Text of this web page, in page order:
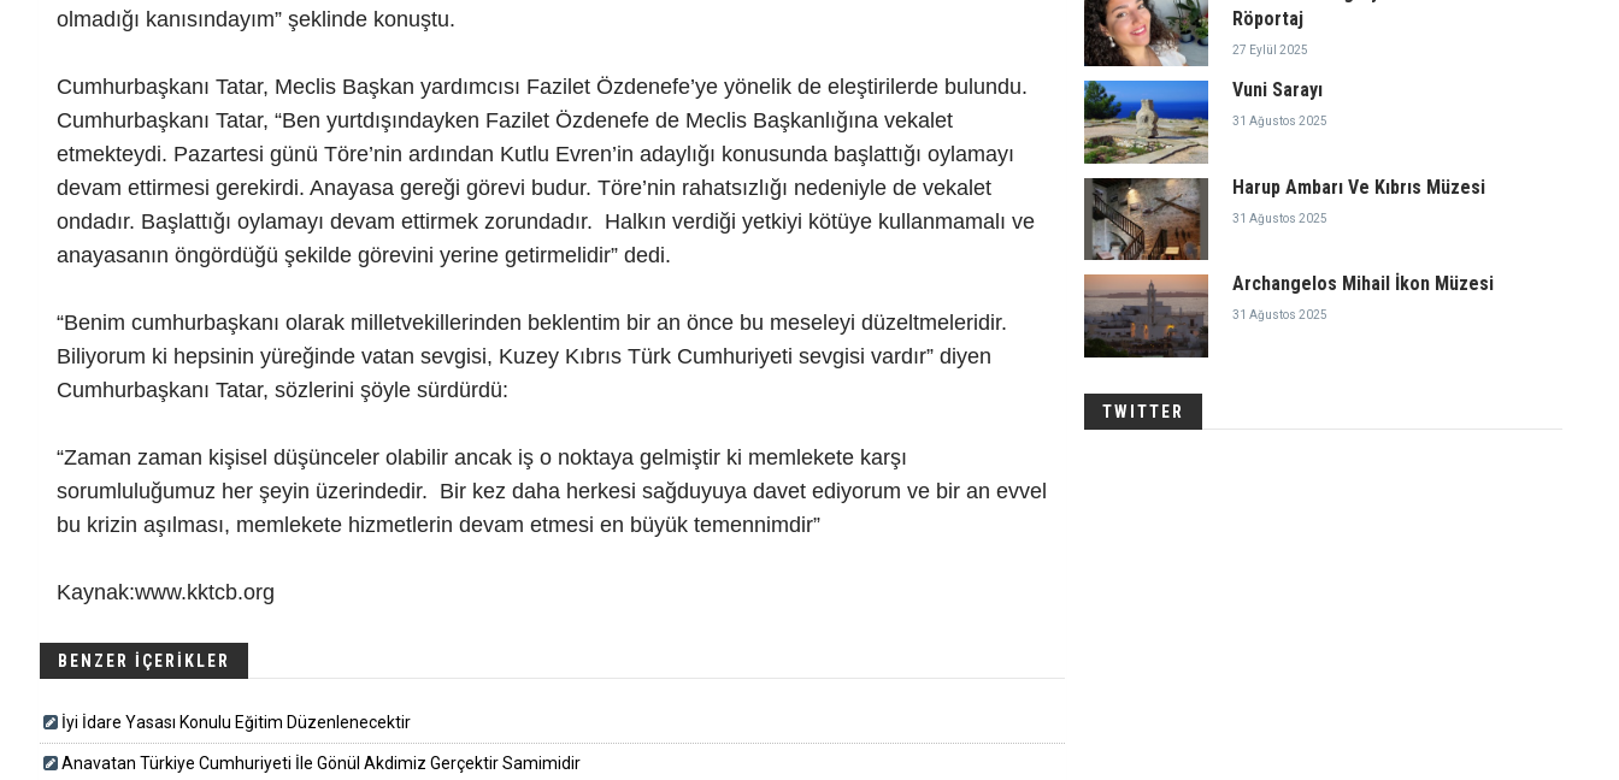
olmadığı kanısındayım” şeklinde konuştu.
Cumhurbaşkanı Tatar, Meclis Başkan yardımcısı Fazilet Özdenefe’ye yönelik de eleştirilerde bulundu.
Cumhurbaşkanı Tatar, “Ben yurtdışındayken Fazilet Özdenefe de Meclis Başkanlığına vekalet
etmekteydi. Pazartesi günü Töre’nin ardından Kutlu Evren’in adaylığı konusunda başlattığı oylamayı
devam ettirmesi gerekirdi. Anayasa gereği görevi budur. Töre’nin rahatsızlığı nedeniyle de vekalet
ondadır. Başlattığı oylamayı devam ettirmek zorundadır. Halkın verdiği yetkiyi kötüye kullanmamalı ve
anayasanın öngördüğü şekilde görevini yerine getirmelidir” dedi.
“Benim cumhurbaşkanı olarak milletvekillerinden beklentim bir an önce bu meseleyi düzeltmeleridir.
Biliyorum ki hepsinin yüreğinde vatan sevgisi, Kuzey Kıbrıs Türk Cumhuriyeti sevgisi vardır” diyen
Cumhurbaşkanı Tatar, sözlerini şöyle sürdürdü:
“Zaman zaman kişisel düşünceler olabilir ancak iş o noktaya gelmiştir ki memlekete karşı
sorumluluğumuz her şeyin üzerindedir. Bir kez daha herkesi sağduyuya davet ediyorum ve bir an evvel
bu krizin aşılması, memlekete hizmetlerin devam etmesi en büyük temennimdir”
Kaynak:www.kktcb.org
BENZER İÇERİKLER
İyi İdare Yasası Konulu Eğitim Düzenlenecektir
Anavatan Türkiye Cumhuriyeti İle Gönül Akdimiz Gerçektir Samimidir
Röportaj
27 Eylül 2025
Vuni Sarayı
31 Ağustos 2025
Harup Ambarı Ve Kıbrıs Müzesi
31 Ağustos 2025
Archangelos Mihail İkon Müzesi
31 Ağustos 2025
TWITTER